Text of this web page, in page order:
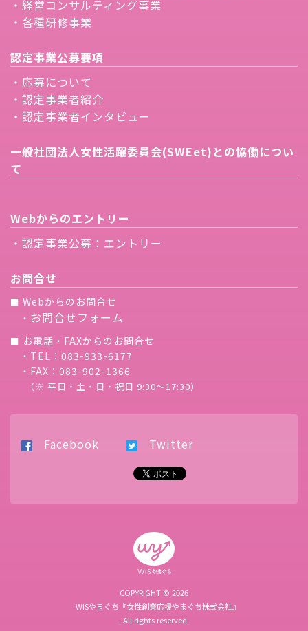
・経営コンサルティング事業
・各種研修事業
認定事業公募要項
・応募について
・認定事業者紹介
・認定事業者インタビュー
一般社団法人女性活躍委員会(SWEet)との協働につい
て
Webからのエントリー
・認定事業公募：エントリー
お問合せ
■ Webからのお問合せ
・ お問合せフォーム
■ お電話・FAXからのお問合せ
・TEL：083-933-6177
・FAX：083-902-1366
（※ 平日・土・日・祝日 9:30〜17:30）
Facebook Twitter
COPYRIGHT © 2026
WISやまぐち『女性創業応援やまぐち株式会社』
. All rights reserved.